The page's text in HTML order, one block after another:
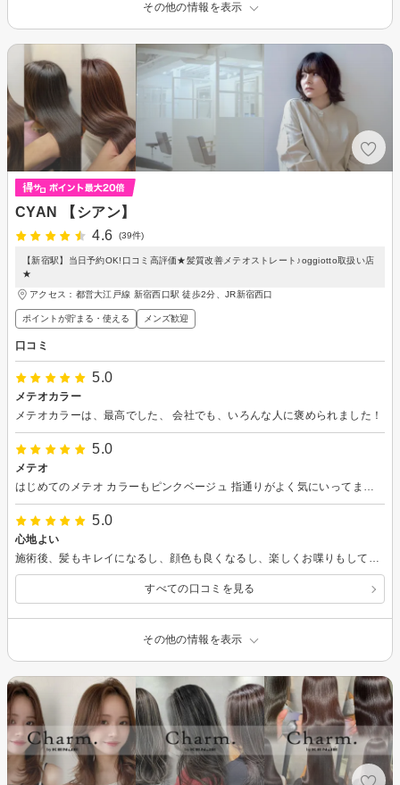
その他の情報を表示
CYAN 【シアン】
4.6
(39件)
【新宿駅】当日予約OK!口コミ高評価★髪質改善メテオストレート♪oggiotto取扱い店
★
アクセス：都営大江戸線 新宿西口駅 徒歩2分、JR新宿西口
ポイントが貯まる・使える メンズ歓迎
口コミ
5.0
メテオカラー
メテオカラーは、最高でした、 会社でも、いろんな人に褒められました！
5.0
メテオ
はじめてのメテオ カラーもピンクベージュ 指通りがよく気にいってます。
5.0
心地よい
施術後、髪もキレイになるし、顔色も良くなるし、楽しくお喋りもしていただけるので、いつもシアンに行くのが楽しみです。
すべての口コミを見る
その他の情報を表示